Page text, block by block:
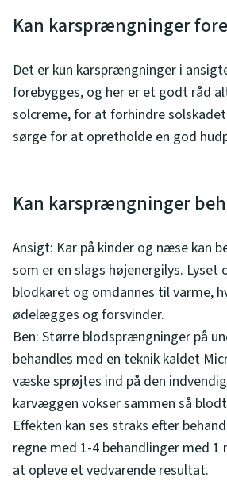
Kan karsprængninger
Det er kun karsprængninger i
forebygges, og her er et godt råd
solcreme, for at forhindre
sørge for at opretholde en god
Kan karsprængninger
Ansigt: Kar på kinder og næse kan
som er en slags højenergilys. Lyset
blodkaret og omdannes til varme,
ødelægges og forsvinder.
Ben: Større blodsprængninger på
behandles med en teknik kaldet
væske sprøjtes ind på den
karvæggen vokser sammen så
Effekten kan ses straks efter
regne med 1-4 behandlinger med
at opleve et vedvarende resultat.